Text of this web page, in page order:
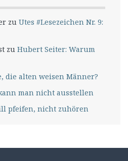
zu Utes #Lesezeichen Nr. 9:
zu Hubert Seiter: Warum
die alten weisen Männer?
man nicht ausstellen
pfeifen, nicht zuhören